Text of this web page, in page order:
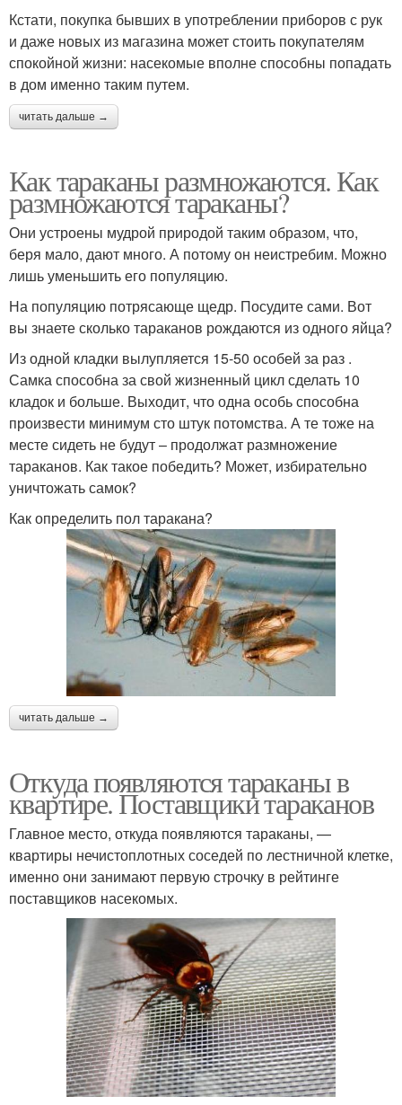
Кстати, покупка бывших в употреблении приборов с рук
и даже новых из магазина может стоить покупателям
спокойной жизни: насекомые вполне способны попадать
в дом именно таким путем.
читать дальше →
Как тараканы размножаются. Как
размножаются тараканы?
Они устроены мудрой природой таким образом, что,
беря мало, дают много. А потому он неистребим. Можно
лишь уменьшить его популяцию.
На популяцию потрясающе щедр. Посудите сами. Вот
вы знаете сколько тараканов рождаются из одного яйца?
Из одной кладки вылупляется 15-50 особей за раз .
Самка способна за свой жизненный цикл сделать 10
кладок и больше. Выходит, что одна особь способна
произвести минимум сто штук потомства. А те тоже на
месте сидеть не будут – продолжат размножение
тараканов. Как такое победить? Может, избирательно
уничтожать самок?
Как определить пол таракана?
читать дальше →
Откуда появляются тараканы в
квартире. Поставщики тараканов
Главное место, откуда появляются тараканы, —
квартиры нечистоплотных соседей по лестничной клетке,
именно они занимают первую строчку в рейтинге
поставщиков насекомых.